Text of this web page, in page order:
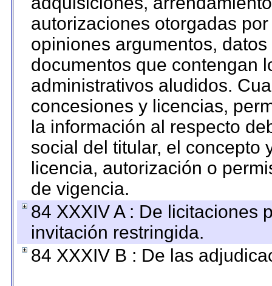
autorizaciones otorgadas
opiniones argumentos,
documentos que contengan
administrativos aludidos.
concesiones y licencias,
la información al respecto
social del titular, el concepto
licencia, autorización o
de vigencia.
84 XXXIV A : De licitaciones
invitación restringida.
84 XXXIV B : De las